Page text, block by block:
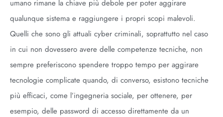
umano rimane la chiave più debole per poter aggirare
qualunque sistema e raggiungere i propri scopi malevoli.
Quelli che sono gli attuali cyber criminali, soprattutto nel caso
in cui non dovessero avere delle competenze tecniche, non
sempre preferiscono spendere troppo tempo per aggirare
tecnologie complicate quando, di converso, esistono tecniche
più efficaci, come l’ingegneria sociale, per ottenere, per
esempio, delle password di accesso direttamente da un